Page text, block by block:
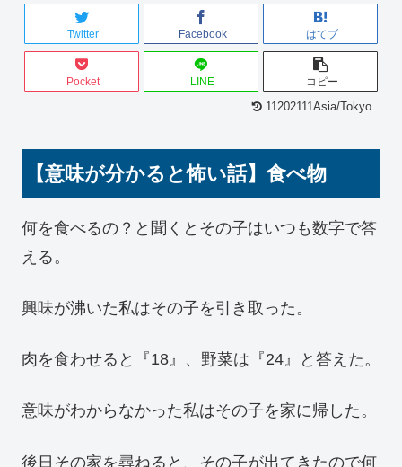
Twitter Facebook はてブ
Pocket LINE コピー
11202111Asia/Tokyo
【意味が分かると怖い話】食べ物
何を食べるの？と聞くとその子はいつも数字で答
える。
興味が沸いた私はその子を引き取った。
肉を食わせると『18』、野菜は『24』と答えた。
意味がわからなかった私はその子を家に帰した。
後日その家を尋ねると、その子が出てきたので何